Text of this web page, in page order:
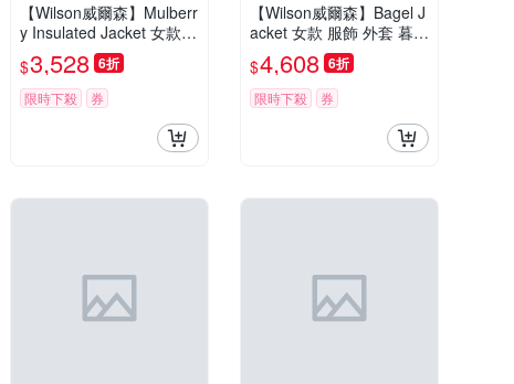
【Wilson威爾森】Mulberr
y Insulated Jacket 女款
服飾 鋪棉外套 沙色
$3,528 6折
限時下殺 券
【Wilson威爾森】Bagel J
acket 女款 服飾 外套 暮藍
色/沙色
$4,608 6折
限時下殺 券